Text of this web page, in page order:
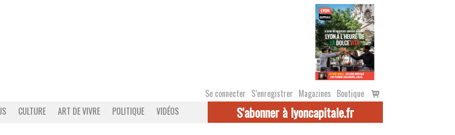
Se connecter S’enregistrer Magazines Boutique
Voir
le
CULTURE ART DE VIVRE POLITIQUE VIDÉOS S'abonner à lyoncapitale.fr